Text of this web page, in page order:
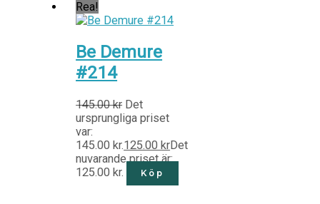
Rea!
Be Demure
#214
145.00kr Det
ursprungliga priset
var:
145.00 kr.125.00krDet
nuvarande priset är:
125.00 kr.
Köp